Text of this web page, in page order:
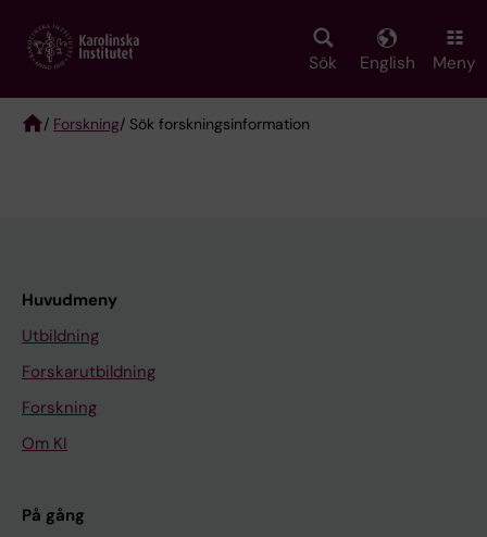
main
Sök English Meny
/ Forskning/ Sök forskningsinformation
Huvudmeny
Utbildning
Forskarutbildning
Forskning
Om KI
På gång